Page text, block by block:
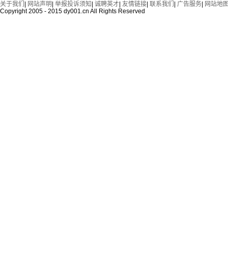
关于我们 网站声明 举报投诉须知 诚聘英才 友情链接 联系我们 广告服务 网站地
Copyright 2005 - 2015 dy001.cn All Rights Reserved